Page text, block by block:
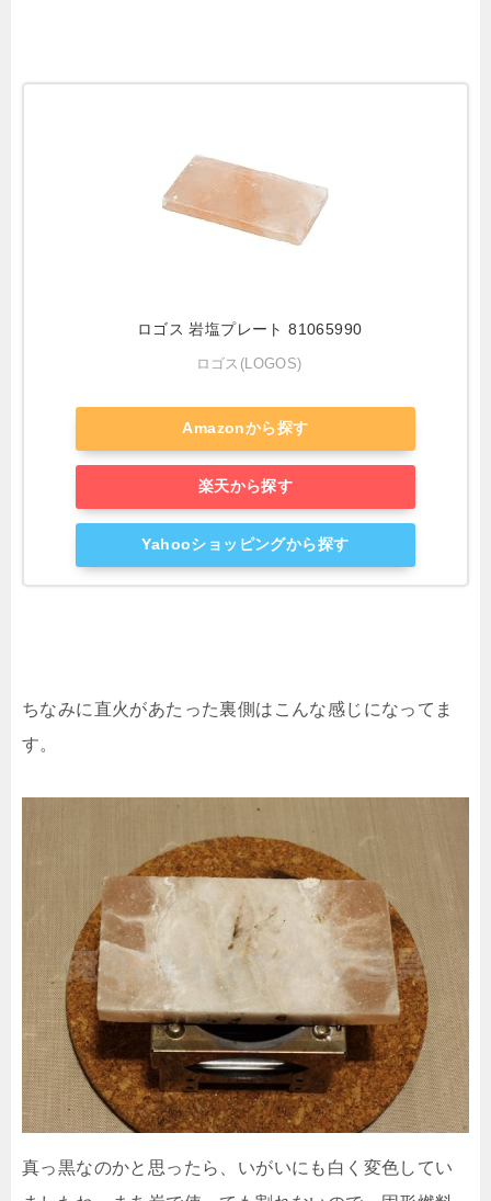
ロゴス 岩塩プレート 81065990
ロゴス(LOGOS)
Amazonから探す
楽天から探す
Yahooショッピングから探す
ちなみに直火があたった裏側はこんな感じになってま
す。
真っ黒なのかと思ったら、いがいにも白く変色してい